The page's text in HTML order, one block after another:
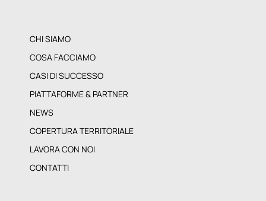
CHI SIAMO
COSA FACCIAMO
CASI DI SUCCESSO
PIATTAFORME & PARTNER
NEWS
COPERTURA TERRITORIALE
LAVORA CON NOI
CONTATTI